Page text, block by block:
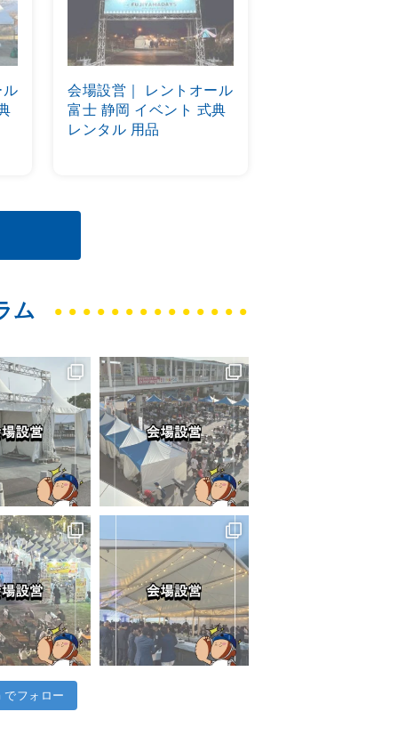
会場設営｜ レントオール
富士 静岡 イベント 式典
レンタル 用品
ム
フォロー